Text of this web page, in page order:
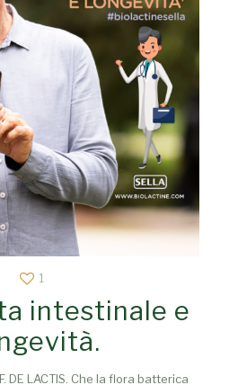
1
intestinale e
DE LACTIS. Che la flora batterica